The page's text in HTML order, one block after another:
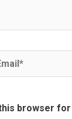
browser